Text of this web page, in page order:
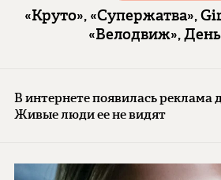
«Круто», «Супержатва»,
«Велодвиж»,
В интернете появилась реклама
Живые люди ее не видят